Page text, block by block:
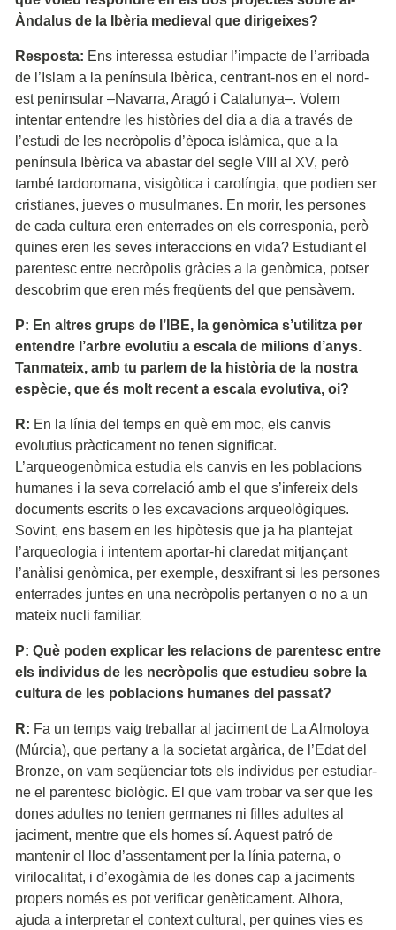
Àndalus de la Ibèria medieval que dirigeixes?
Resposta: Ens interessa estudiar l’impacte de l’arribada
de l’Islam a la península Ibèrica, centrant-nos en el nord-
est peninsular –Navarra, Aragó i Catalunya–. Volem
intentar entendre les històries del dia a dia a través de
l’estudi de les necròpolis d’època islàmica, que a la
península Ibèrica va abastar del segle VIII al XV, però
també tardoromana, visigòtica i carolíngia, que podien ser
cristianes, jueves o musulmanes. En morir, les persones
de cada cultura eren enterrades on els corresponia, però
quines eren les seves interaccions en vida? Estudiant el
parentesc entre necròpolis gràcies a la genòmica, potser
descobrim que eren més freqüents del que pensàvem.
P: En altres grups de l’IBE, la genòmica s’utilitza per
entendre l’arbre evolutiu a escala de milions d’anys.
Tanmateix, amb tu parlem de la història de la nostra
espècie, que és molt recent a escala evolutiva, oi?
R: En la línia del temps en què em moc, els canvis
evolutius pràcticament no tenen significat.
L’arqueogenòmica estudia els canvis en les poblacions
humanes i la seva correlació amb el que s’infereix dels
documents escrits o les excavacions arqueològiques.
Sovint, ens basem en les hipòtesis que ja ha plantejat
l’arqueologia i intentem aportar-hi claredat mitjançant
l’anàlisi genòmica, per exemple, desxifrant si les persones
enterrades juntes en una necròpolis pertanyen o no a un
mateix nucli familiar.
P: Què poden explicar les relacions de parentesc entre
els individus de les necròpolis que estudieu sobre la
cultura de les poblacions humanes del passat?
R: Fa un temps vaig treballar al jaciment de La Almoloya
(Múrcia), que pertany a la societat argàrica, de l’Edat del
Bronze, on vam seqüenciar tots els individus per estudiar-
ne el parentesc biològic. El que vam trobar va ser que les
dones adultes no tenien germanes ni filles adultes al
jaciment, mentre que els homes sí. Aquest patró de
mantenir el lloc d’assentament per la línia paterna, o
virilocalitat, i d’exogàmia de les dones cap a jaciments
propers només es pot verificar genèticament. Alhora,
ajuda a interpretar el context cultural, per quines vies es